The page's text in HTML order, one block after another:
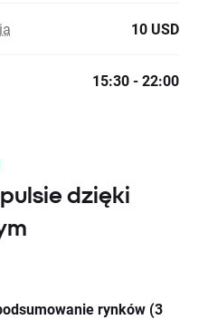
10 USD
15:30 - 22:00
dzięki
rynków (3